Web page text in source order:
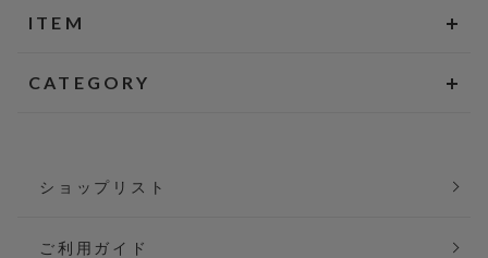
ITEM
CATEGORY
ショップリスト
ご利用ガイド